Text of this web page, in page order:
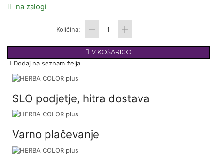
na zalogi
V KOŠARICO
Dodaj na seznam želja
SLO podjetje, hitra dostava
Varno plačevanje